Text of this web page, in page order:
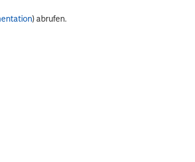
) abrufen.